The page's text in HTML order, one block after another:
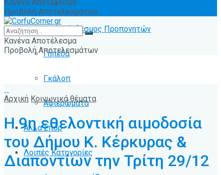
Ειδήσεις
Σύνδεσμος Προπονητών
Γήπεδα
Γκάλοπ
Αφιερώματα
Άλλα Σπόρ
Λοιπές Κατηγορίες
Κανένα Αποτέλεσμα
Προβολή Αποτελεσμάτων
Κανένα Αποτέλεσμα
Προβολή Αποτελεσμάτων
Αρχική Κοινωνικά θέματα
Η 9η εθελοντική αιμοδοσία
του Δήμου Κ. Κέρκυρας &
Διαποντίων την Τρίτη 29/12